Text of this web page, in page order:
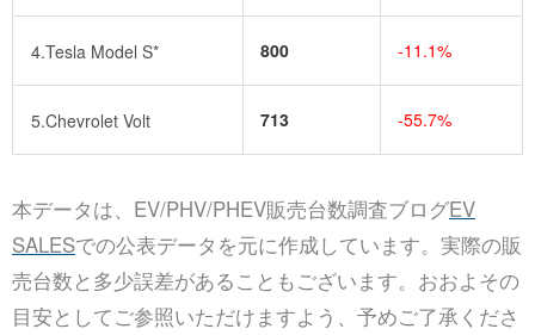
4.Tesla Model S* 800 -11.1%
5.Chevrolet Volt 713 -55.7%
本データは、EV/PHV/PHEV販売台数調査ブログEV
SALESでの公表データを元に作成しています。実際の販
売台数と多少誤差があることもございます。おおよその
目安としてご参照いただけますよう、予めご了承くださ